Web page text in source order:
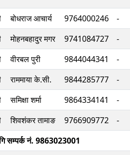
बोधराज आचार्य 9764000246
-
मोहनबहादुर मगर 9741084727
-
वीरबल पुरी 9844044341
-
राममाया के.सी. 9844285777
-
समिक्षा शर्मा 9864334141
-
शिवशंकर तामाङ 9766909772
-
सम्पर्क नं. 9863023001